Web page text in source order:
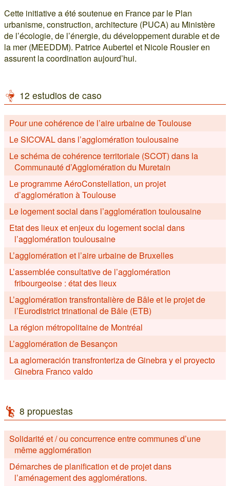
Cette initiative a été soutenue en France par le Plan
urbanisme, construction, architecture (PUCA) au Ministère
de l’écologie, de l’énergie, du développement durable et de
la mer (MEEDDM). Patrice Aubertel et Nicole Rousier en
assurent la coordination aujourd’hui.
12 estudios de caso
Pour une cohérence de l’aire urbaine de Toulouse
Le SICOVAL dans l’agglomération toulousaine
Le schéma de cohérence territoriale (SCOT) dans la
Communauté d’Agglomération du Muretain
Le programme AéroConstellation, un projet
d’agglomération à Toulouse
Le logement social dans l’agglomération toulousaine
Etat des lieux et enjeux du logement social dans
l’agglomération toulousaine
L’agglomération et l’aire urbaine de Bruxelles
L’assemblée consultative de l’agglomération
fribourgeoise : état des lieux
L’agglomération transfrontalière de Bâle et le projet de
l’Eurodistrict trinational de Bâle (ETB)
La région métropolitaine de Montréal
L’agglomération de Besançon
La aglomeración transfronteriza de Ginebra y el proyecto
Ginebra Franco valdo
8 propuestas
Solidarité et / ou concurrence entre communes d’une
même agglomération
Démarches de planification et de projet dans
l’aménagement des agglomérations.